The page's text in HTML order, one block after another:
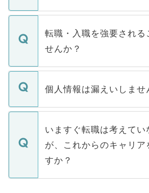
ます。通常、5営業日以内
いただきますので、しばら
い。
マイナビDOCTORで取り
うち約3割は、Webサイト
けない「非公開求人」です
下記の理由によって、一般
ません。
■応募殺到を避けるため 人
関を公にしてしまうと、応
に、医療機関が求める条件
みを人材紹介会社に依頼す
ています。
転職・入職を強要される
せんか？
転職・入職を強要すること
ん。また、仮に応募先から
定を承諾する必要はありま
の辞退の連絡はキャリアパ
ますので、ご安心ください
個人情報は漏えいしませ
個人情報が漏えいすること
で、ご安心ください。当サ
などで収集したご登録者様
ご本人のキャリアアップお
支援を目的に使用いたしま
ているすべての個人データ
いますぐ転職は考えてい
が、これからのキャリア
すか？